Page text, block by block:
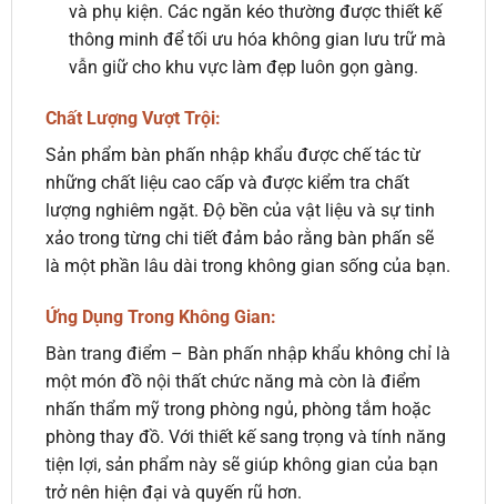
và phụ kiện. Các ngăn kéo thường được thiết kế
thông minh để tối ưu hóa không gian lưu trữ mà
vẫn giữ cho khu vực làm đẹp luôn gọn gàng.
Chất Lượng Vượt Trội:
Sản phẩm bàn phấn nhập khẩu được chế tác từ
những chất liệu cao cấp và được kiểm tra chất
lượng nghiêm ngặt. Độ bền của vật liệu và sự tinh
xảo trong từng chi tiết đảm bảo rằng bàn phấn sẽ
là một phần lâu dài trong không gian sống của bạn.
Ứng Dụng Trong Không Gian:
Bàn trang điểm – Bàn phấn nhập khẩu không chỉ là
một món đồ nội thất chức năng mà còn là điểm
nhấn thẩm mỹ trong phòng ngủ, phòng tắm hoặc
phòng thay đồ. Với thiết kế sang trọng và tính năng
tiện lợi, sản phẩm này sẽ giúp không gian của bạn
trở nên hiện đại và quyến rũ hơn.